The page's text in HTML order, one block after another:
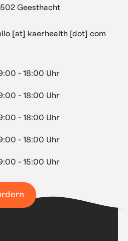
Geesthacht
[at] kaerhealth [dot] com
- 18:00 Uhr
- 18:00 Uhr
- 18:00 Uhr
- 18:00 Uhr
- 15:00 Uhr